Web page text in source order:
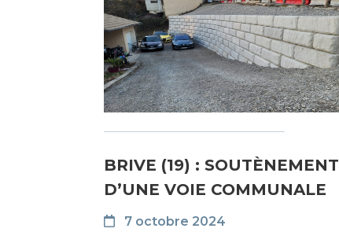
BRIVE (19) : SOUTÈNEMENT
D’UNE VOIE COMMUNALE
7 octobre 2024